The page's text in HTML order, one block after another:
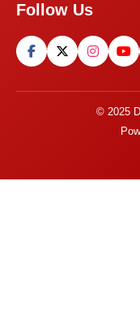
Follow Us
© 2025